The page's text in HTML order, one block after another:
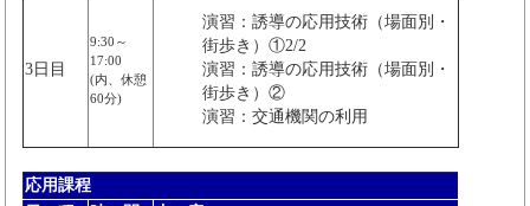
3日目
9:30～
17:00
(内、休憩
60分)
演習：誘導の応用技術（場面別・
街歩き）①2/2
演習：誘導の応用技術（場面別・
街歩き）②
演習：交通機関の利用
応用課程